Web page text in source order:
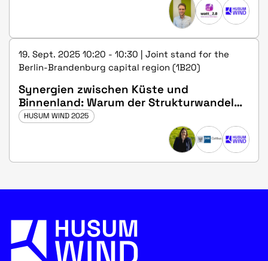
19. Sept. 2025 10:20 - 10:30 | Joint stand for the
Berlin-Brandenburg capital region (1B20)
Synergien zwischen Küste und
Binnenland: Warum der Strukturwandel
alle betrifft
HUSUM WIND 2025